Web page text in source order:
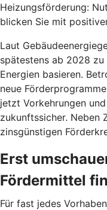
Heizungsförderung:
blicken Sie mit
Laut
spätestens ab 2028
Energien basieren.
neue
jetzt Vorkehrungen
zukunftssicher. Neben
zinsgünstigen
Erst
Fördermittel
Für fast jedes